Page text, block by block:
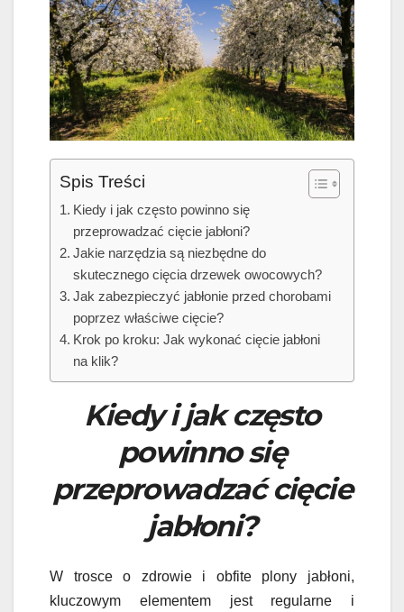
Spis Treści
Kiedy i jak często powinno się
przeprowadzać cięcie jabłoni?
Jakie narzędzia są niezbędne do
skutecznego cięcia drzewek owocowych?
Jak zabezpieczyć jabłonie przed chorobami
poprzez właściwe cięcie?
Krok po kroku: Jak wykonać cięcie jabłoni
na klik?
Kiedy i jak często
powinno się
przeprowadzać cięcie
jabłoni?
W trosce o zdrowie i obfite plony jabłoni,
kluczowym elementem jest regularne i